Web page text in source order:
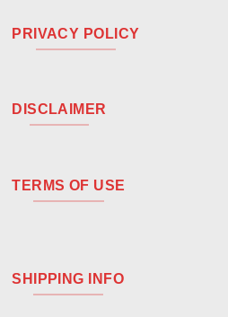
PRIVACY POLICY
DISCLAIMER
TERMS OF USE
SHIPPING INFO